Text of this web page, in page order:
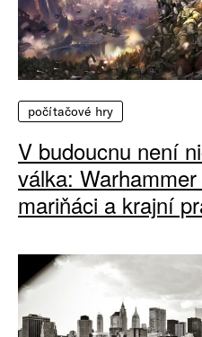
počítačové hry
V budoucnu není
válka:
mariňáci a krajní